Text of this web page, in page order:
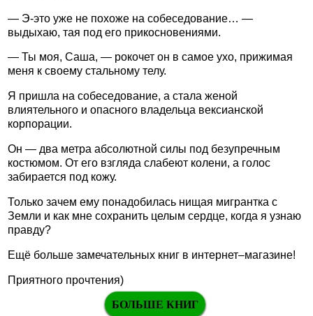
— Э-это уже не похоже на собеседование… —
выдыхаю, тая под его прикосновениями.
— Ты моя, Саша, — рокочет он в самое ухо, прижимая
меня к своему стальному телу.
Я пришла на собеседование, а стала женой
влиятельного и опасного владельца вексианской
корпорации.
Он — два метра абсолютной силы под безупречным
костюмом. От его взгляда слабеют колени, а голос
забирается под кожу.
Только зачем ему понадобилась нищая мигрантка с
Земли и как мне сохранить целым сердце, когда я узнаю
правду?
Ещё больше замечательных книг в интернет–магазине!
Приятного прочтения)
БОЛЬШЕ КНИГ